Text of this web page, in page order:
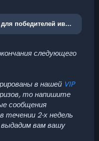
победителей ивентов
следующего
в нашей VIP
то напишите
сообщения
течении 2-х недель
вам вашу